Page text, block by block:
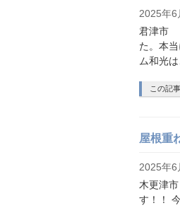
2025年6
君津市
た。本
ム和光
この記
屋根重
2025年6
木更津
す！！